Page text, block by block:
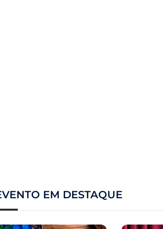
EM DESTAQUE